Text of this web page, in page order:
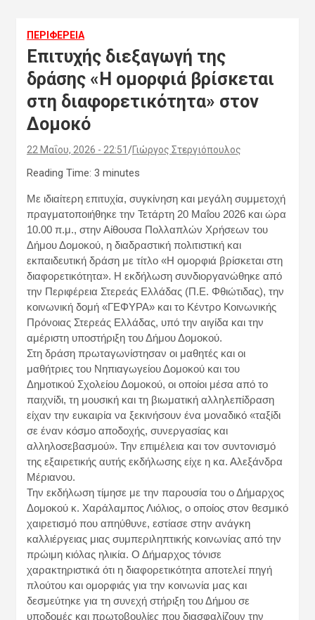
ΠΕΡΙΦΕΡΕΙΑ
Επιτυχής διεξαγωγή της
δράσης «Η ομορφιά βρίσκεται
στη διαφορετικότητα» στον
Δομοκό
22 Μαΐου, 2026 - 22:51 Γιώργος Στεργιόπουλος
Reading Time: 3 minutes
Με ιδιαίτερη επιτυχία, συγκίνηση και μεγάλη συμμετοχή
πραγματοποιήθηκε την Τετάρτη 20 Μαΐου 2026 και ώρα
10.00 π.μ., στην Αίθουσα Πολλαπλών Χρήσεων του
Δήμου Δομοκού, η διαδραστική πολιτιστική και
εκπαιδευτική δράση με τίτλο «Η ομορφιά βρίσκεται στη
διαφορετικότητα». Η εκδήλωση συνδιοργανώθηκε από
την Περιφέρεια Στερεάς Ελλάδας (Π.Ε. Φθιώτιδας), την
κοινωνική δομή «ΓΕΦΥΡΑ» και το Κέντρο Κοινωνικής
Πρόνοιας Στερεάς Ελλάδας, υπό την αιγίδα και την
αμέριστη υποστήριξη του Δήμου Δομοκού.
Στη δράση πρωταγωνίστησαν οι μαθητές και οι
μαθήτριες του Νηπιαγωγείου Δομοκού και του
Δημοτικού Σχολείου Δομοκού, οι οποίοι μέσα από το
παιχνίδι, τη μουσική και τη βιωματική αλληλεπίδραση
είχαν την ευκαιρία να ξεκινήσουν ένα μοναδικό «ταξίδι
σε έναν κόσμο αποδοχής, συνεργασίας και
αλληλοσεβασμού». Την επιμέλεια και τον συντονισμό
της εξαιρετικής αυτής εκδήλωσης είχε η κα. Αλεξάνδρα
Μέριανου.
Την εκδήλωση τίμησε με την παρουσία του ο Δήμαρχος
Δομοκού κ. Χαράλαμπος Λιόλιος, ο οποίος στον θεσμικό
χαιρετισμό που απηύθυνε, εστίασε στην ανάγκη
καλλιέργειας μιας συμπεριληπτικής κοινωνίας από την
πρώιμη κιόλας ηλικία. Ο Δήμαρχος τόνισε
χαρακτηριστικά ότι η διαφορετικότητα αποτελεί πηγή
πλούτου και ομορφιάς για την κοινωνία μας και
δεσμεύτηκε για τη συνεχή στήριξη του Δήμου σε
υποδομές και πρωτοβουλίες που διασφαλίζουν την